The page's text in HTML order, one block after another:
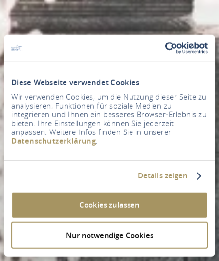
Diese Webseite verwendet Cookies
Wir verwenden Cookies, um die Nutzung dieser Seite zu
analysieren, Funktionen für soziale Medien zu
integrieren und Ihnen ein besseres Browser-Erlebnis zu
bieten. Ihre Einstellungen können Sie jederzeit
anpassen. Weitere Infos finden Sie in unserer
Datenschutzerklärung.
Details zeigen
Cookies zulassen
Nur notwendige Cookies